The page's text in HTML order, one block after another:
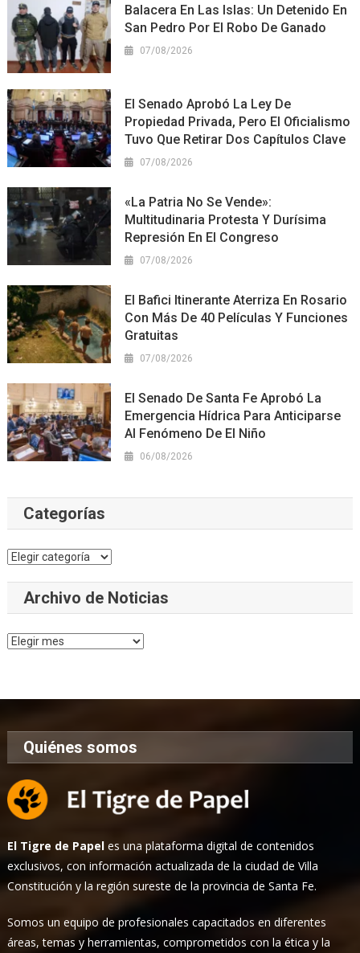
Balacera En Las Islas: Un Detenido En
San Pedro Por El Robo De Ganado
07/08/2026
El Senado Aprobó La Ley De
Propiedad Privada, Pero El Oficialismo
Tuvo Que Retirar Dos Capítulos Clave
07/08/2026
«La Patria No Se Vende»:
Multitudinaria Protesta Y Durísima
Represión En El Congreso
07/08/2026
El Bafici Itinerante Aterriza En Rosario
Con Más De 40 Películas Y Funciones
Gratuitas
07/08/2026
El Senado De Santa Fe Aprobó La
Emergencia Hídrica Para Anticiparse
Al Fenómeno De El Niño
06/08/2026
Categorías
Categorías
Archivo de Noticias
Archivo
Quiénes somos
El Tigre de Papel es una plataforma digital de contenidos
exclusivos, con información actualizada de la ciudad de Villa
Constitución y la región sureste de la provincia de Santa Fe.
Somos un equipo de profesionales capacitados en diferentes
áreas, temas y herramientas, comprometidos con la ética y la